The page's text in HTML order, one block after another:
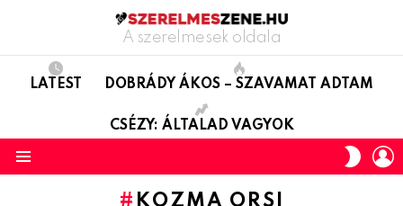
A szerelmesek oldala
LATEST DOBRÁDY ÁKOS – SZAVAMAT ADTAM
CSÉZY: ÁLTALAD VAGYOK
SKIN
KOZMA ORSI